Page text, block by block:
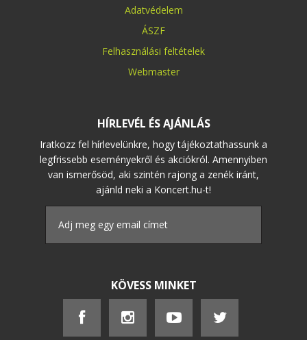
Adatvédelem
ÁSZF
Felhasználási feltételek
Webmaster
HÍRLEVÉL ÉS AJÁNLÁS
Iratkozz fel hírlevelünkre, hogy tájékoztathassunk a
legfrissebb eseményekről és akciókról. Amennyiben
van ismerősöd, aki szintén rajong a zenék iránt,
ajánld neki a Koncert.hu-t!
KÖVESS MINKET